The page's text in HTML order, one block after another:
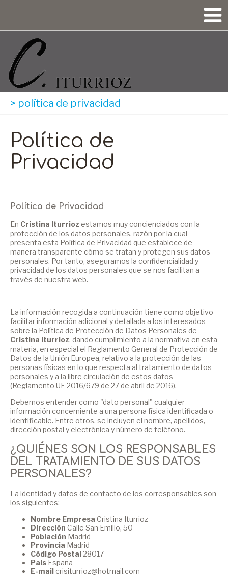
> política de privacidad
Política de
Privacidad
Política de Privacidad
En Cristina Iturrioz estamos muy concienciados con la
protección de los datos personales, razón por la cual
presenta esta Política de Privacidad que establece de
manera transparente cómo se tratan y protegen sus datos
personales. Por tanto, aseguramos la confidencialidad y
privacidad de los datos personales que se nos facilitan a
través de nuestra web.
La información recogida a continuación tiene como objetivo
facilitar información adicional y detallada a los interesados
sobre la Política de Protección de Datos Personales de
Cristina Iturrioz, dando cumplimiento a la normativa en esta
materia, en especial el Reglamento General de Protección de
Datos de la Unión Europea, relativo a la protección de las
personas físicas en lo que respecta al tratamiento de datos
personales y a la libre circulación de estos datos
(Reglamento UE 2016/679 de 27 de abril de 2016).
Debemos entender como "dato personal" cualquier
información concerniente a una persona física identificada o
identificable. Entre otros, se incluyen el nombre, apellidos,
dirección postal y electrónica y número de teléfono.
¿QUIÉNES SON LOS RESPONSABLES
DEL TRATAMIENTO DE SUS DATOS
PERSONALES?
La identidad y datos de contacto de los corresponsables son
los siguientes:
Nombre Empresa Cristina Iturrioz
Dirección Calle San Emilio, 50
Población Madrid
Provincia Madrid
Código Postal28017
Pais España
E-mail crisiturrioz@hotmail.com